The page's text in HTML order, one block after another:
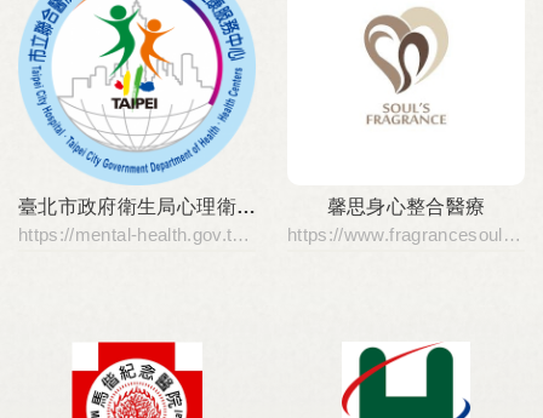
臺北市政府衛生局心理衛生中心
https://mental-health.gov.taipei/
馨思身心整合醫療
https://www.fragrancesoul.com/